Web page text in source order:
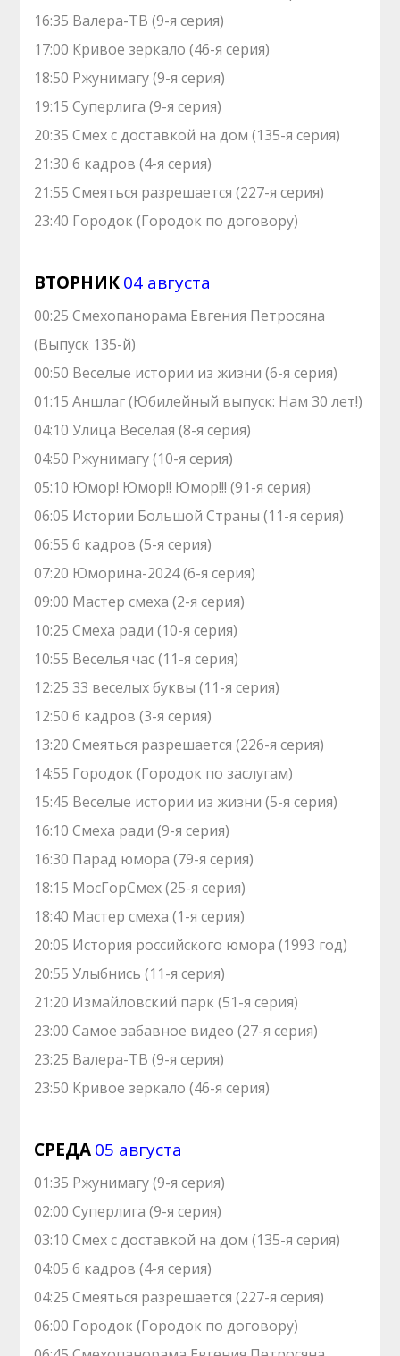
16:35 Валера-ТВ (9-я серия)
17:00 Кривое зеркало (46-я серия)
18:50 Ржунимагу (9-я серия)
19:15 Суперлига (9-я серия)
20:35 Смех с доставкой на дом (135-я серия)
21:30 6 кадров (4-я серия)
21:55 Смеяться разрешается (227-я серия)
23:40 Городок (Городок по договору)
ВТОРНИК04 августа
00:25 Смехопанорама Евгения Петросяна
(Выпуск 135-й)
00:50 Веселые истории из жизни (6-я серия)
01:15 Аншлаг (Юбилейный выпуск: Нам 30 лет!)
04:10 Улица Веселая (8-я серия)
04:50 Ржунимагу (10-я серия)
05:10 Юмор! Юмор!! Юмор!!! (91-я серия)
06:05 Истории Большой Страны (11-я серия)
06:55 6 кадров (5-я серия)
07:20 Юморина-2024 (6-я серия)
09:00 Мастер смеха (2-я серия)
10:25 Смеха ради (10-я серия)
10:55 Веселья час (11-я серия)
12:25 33 веселых буквы (11-я серия)
12:50 6 кадров (3-я серия)
13:20 Смеяться разрешается (226-я серия)
14:55 Городок (Городок по заслугам)
15:45 Веселые истории из жизни (5-я серия)
16:10 Смеха ради (9-я серия)
16:30 Парад юмора (79-я серия)
18:15 МосГорСмех (25-я серия)
18:40 Мастер смеха (1-я серия)
20:05 История российского юмора (1993 год)
20:55 Улыбнись (11-я серия)
21:20 Измайловский парк (51-я серия)
23:00 Самое забавное видео (27-я серия)
23:25 Валера-ТВ (9-я серия)
23:50 Кривое зеркало (46-я серия)
СРЕДА05 августа
01:35 Ржунимагу (9-я серия)
02:00 Суперлига (9-я серия)
03:10 Смех с доставкой на дом (135-я серия)
04:05 6 кадров (4-я серия)
04:25 Смеяться разрешается (227-я серия)
06:00 Городок (Городок по договору)